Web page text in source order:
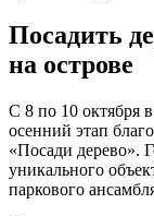
Посадить
на острове
С 8 по 10
осенний этап
«Посади дерево».
уникального
паркового